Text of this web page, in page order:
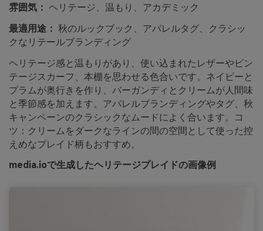
雰囲気： ヘリテージ、温もり、アカデミック
最適用途： 秋のルックブック、アパレルタグ、クラシッ
クなリテールブランディング
ヘリテージ感と温もりがあり、使い込まれたレザーやビン
テージスカーフ、本棚を思わせる色合いです。ネイビーと
プラムが奥行きを作り、バーガンディとクリームが人間味
と季節感を加えます。アパレルブランディングやタグ、秋
キャンペーンのクラシックなムードによく合います。コ
ツ：クリームをダークなラインの間の空間として使った控
えめなプレイド柄もおすすめ。
media.ioで生成したヘリテージプレイドの画像例